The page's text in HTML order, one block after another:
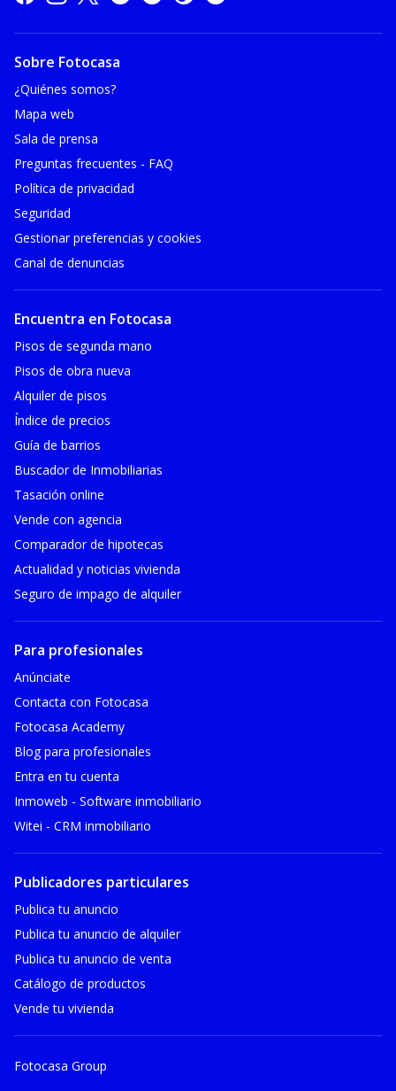
Sobre Fotocasa
¿Quiénes somos?
Mapa web
Sala de prensa
Preguntas frecuentes - FAQ
Política de privacidad
Seguridad
Gestionar preferencias y cookies
Canal de denuncias
Encuentra en Fotocasa
Pisos de segunda mano
Pisos de obra nueva
Alquiler de pisos
Índice de precios
Guía de barrios
Buscador de Inmobiliarias
Tasación online
Vende con agencia
Comparador de hipotecas
Actualidad y noticias vivienda
Seguro de impago de alquiler
Para profesionales
Anúnciate
Contacta con Fotocasa
Fotocasa Academy
Blog para profesionales
Entra en tu cuenta
Inmoweb - Software inmobiliario
Witei - CRM inmobiliario
Publicadores particulares
Publica tu anuncio
Publica tu anuncio de alquiler
Publica tu anuncio de venta
Catálogo de productos
Vende tu vivienda
Fotocasa Group